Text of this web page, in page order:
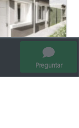
Venta Departamento 1 Dormitorio Financiacion
Preguntar